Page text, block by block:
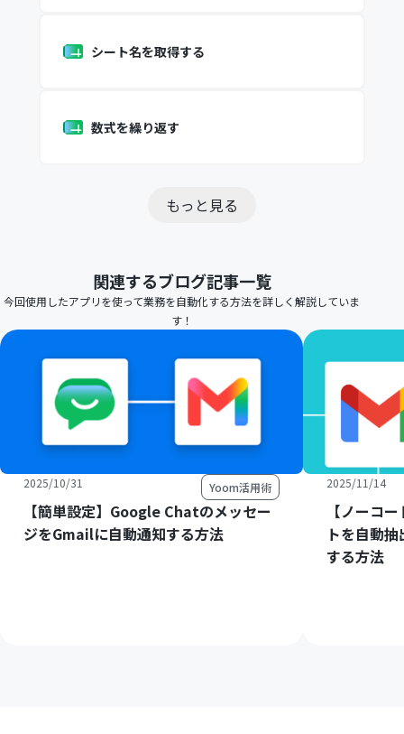
シート名を取得する
数式を繰り返す
もっと見る
関連するブログ記事一覧
今回使用したアプリを使って業務を自動化する方法を詳しく解説していま
す！
2025/10/31 Yoom活用術
【簡単設定】Google Chatのメッセー
ジをGmailに自動通知する方法
2025/11/14
【ノーコ
トを自動
する方法